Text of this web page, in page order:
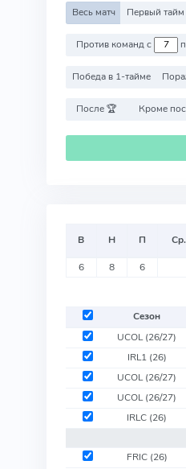
Весь матч Первый тайм
Против команд с
Победа в 1-тайме
После 🏆 Кроме
В Н П
6 8 6
Сезон
UCOL(26/27)
IRL1 (26)
UCOL(26/27)
UCOL(26/27)
IRLC (26)
FRIC (26)